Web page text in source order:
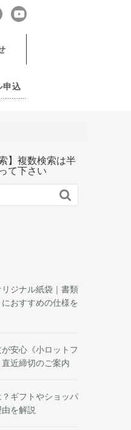
申込
】複数検索は半
て下さい

ジナル紙袋｜書類
おすすめの仕様を
安心《小ロットフ
近締切のご案内
？ギフトやショッパ
を解説